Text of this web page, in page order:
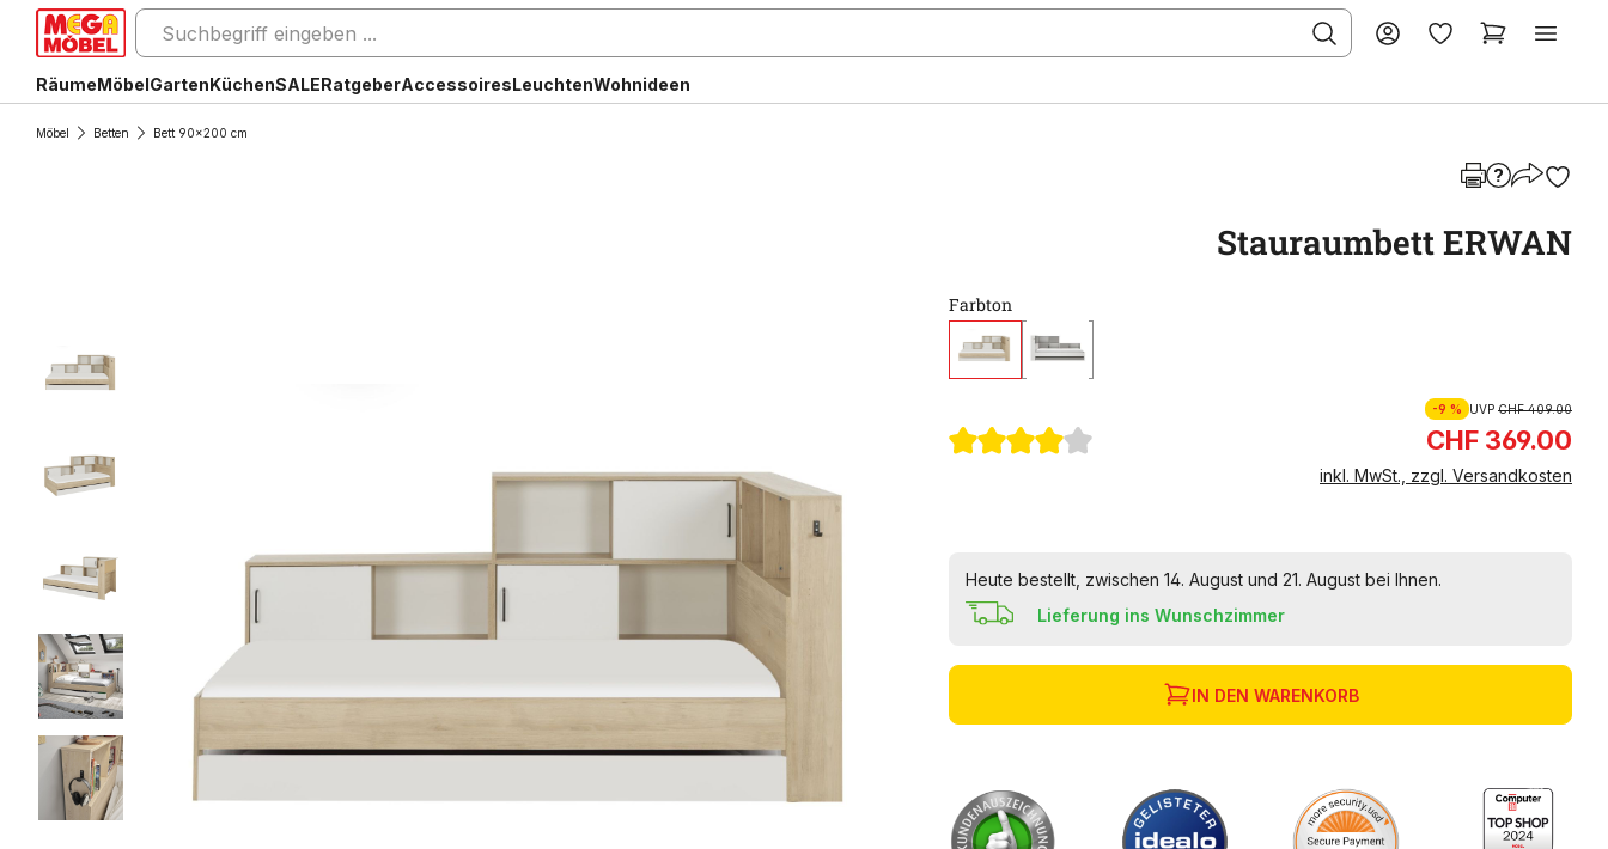
RäumeMöbelGartenKüchenSALERatgeberAccessoiresLeuchtenWohnideen
Möbel Betten Bett 90x200 cm
Stauraumbett ERWAN
Farbton
-9 % UVP CHF 409.00
CHF 369.00
inkl. MwSt., zzgl. Versandkosten
Heute bestellt, zwischen 14. August und 21. August bei Ihnen.
Lieferung ins Wunschzimmer
IN DEN WARENKORB